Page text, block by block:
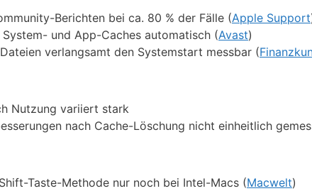
Berichten bei ca. 80 % der Fälle (Apple Support
und App-Caches automatisch (Avast)
verlangsamt den Systemstart messbar (
Nutzung variiert stark
nach Cache-Löschung nicht einheitlich
Taste-Methode nur noch bei Intel-Macs (Macwelt)